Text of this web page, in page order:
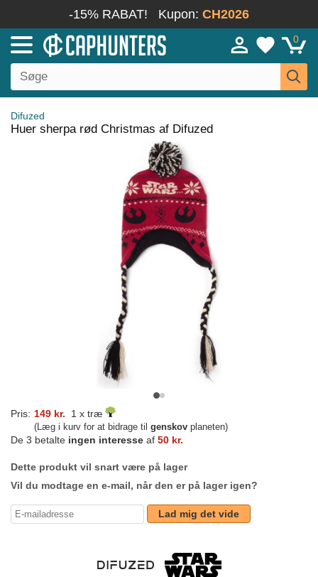
-15% RABAT! Kupon: CH2026
0
Difuzed
Huer sherpa rød Christmas af Difuzed
Pris: 149 kr. 1 x træ
(Læg i kurv for at bidrage til genskov planeten)
De 3 betalte ingen interesse af 50 kr.
Dette produkt vil snart være på lager
Vil du modtage en e-mail, når den er på lager igen?
Lad mig det vide